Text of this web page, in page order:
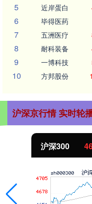
5 近岸蛋白
6 毕得医药
7 五洲医疗
8 耐科装备
9 一博科技
10 方邦股份
沪深京行情 实时轮
北证50